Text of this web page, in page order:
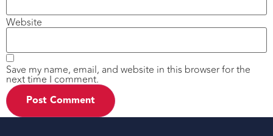
Website
Save my name, email, and website in this browser for the
next time I comment.